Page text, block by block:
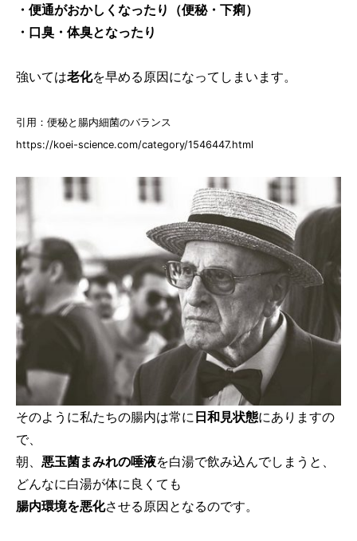
・便通がおかしくなったり（便秘・下痢）
・口臭・体臭となったり
強いては老化を早める原因になってしまいます。
引用：便秘と腸内細菌のバランス
https://koei-science.com/category/1546447.html
そのように私たちの腸内は常に 日和見状態にありますの
で、
朝、 悪玉菌まみれの唾液を白湯で飲み込んでしまうと、
どんなに白湯が体に良くても
腸内環境を悪化させる原因となるのです。